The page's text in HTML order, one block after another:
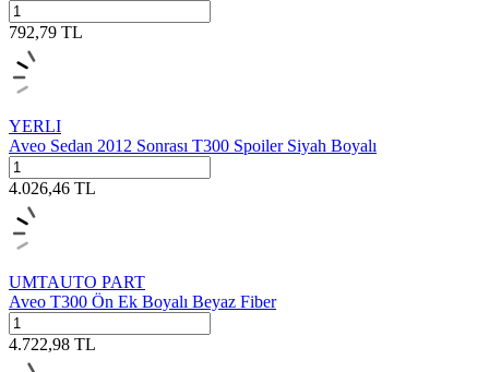
792,79 TL
YERLI
Aveo Sedan 2012 Sonrası T300 Spoiler Siyah Boyalı
4.026,46 TL
UMTAUTO PART
Aveo T300 Ön Ek Boyalı Beyaz Fiber
4.722,98 TL